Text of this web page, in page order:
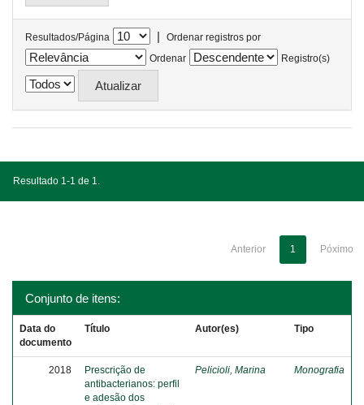
Resultados/Página |
Ordenar registros por
Ordenar
Registro(s)
Resultado 1-1 de 1.
Anterior 1 Póximo
Conjunto de itens:
Data do
documento
Título Autor(es) Tipo
2018
Prescrição de
antibacterianos: perfil
e adesão dos
Pelicioli, Marina Monografia